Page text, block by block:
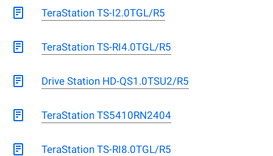
TeraStation TS-I2.0TGL/R5
TeraStation TS-RI4.0TGL/R5
Drive Station HD-QS1.0TSU2/R5
TeraStation TS5410RN2404
TeraStation TS-RI8.0TGL/R5